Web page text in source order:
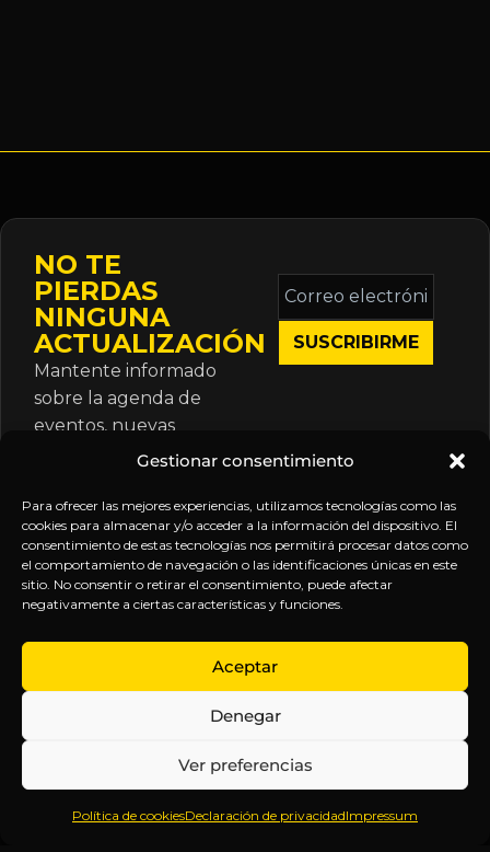
Gestionar consentimiento
Para ofrecer las mejores experiencias, utilizamos tecnologías como las
cookies para almacenar y/o acceder a la información del dispositivo. El
consentimiento de estas tecnologías nos permitirá procesar datos como
el comportamiento de navegación o las identificaciones únicas en este
sitio. No consentir o retirar el consentimiento, puede afectar
negativamente a ciertas características y funciones.
Aceptar
Denegar
Ver preferencias
Política de cookiesDeclaración de privacidadImpressum
NO TE
PIERDAS
NINGUNA
ACTUALIZACIÓN
Mantente informado
sobre la agenda de
eventos, nuevas
publicaciones y
suscripción.
Correo
electrónico
*
Inteligencia
Anticipándonos
EXPLORA
Inicio
Sobre
Contenido
Webinars
LEGAL
Política
de
Términos y
Aviso
SÍGUENOS